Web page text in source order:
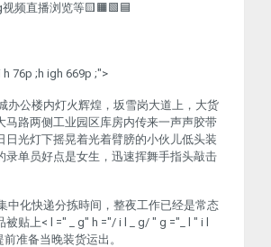
频直播浏览等🟨🟧🟩🟦
h 76p ;h igh 669p ;">
办公楼内灯火辉煌，坂雪岗大道上，大货
马路两侧工业园区库房内传来一声声胶带
日光灯下摇晃着光着臂膀的小伙儿低头装
录单员好点是女生，迅速挥舞手指头敲击
中化快递分拣時间，整夜工作已经是常态
贴上< l =" _ g" h ="/ i l _ g/ " g ="_ l " i l
前准备当晚装货运出。